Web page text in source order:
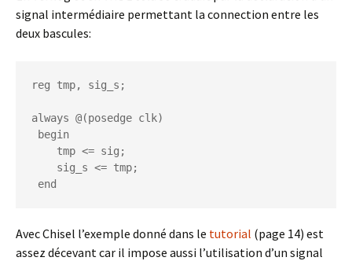
signal intermédiaire permettant la connection entre les
deux bascules:
reg tmp, sig_s;
always @(posedge clk)
Avec Chisel l’exemple donné dans le tutorial (page 14) est
assez décevant car il impose aussi l’utilisation d’un signal